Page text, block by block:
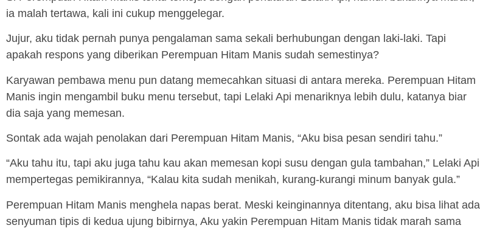
ia malah tertawa, kali ini cukup menggelegar.
Jujur, aku tidak pernah punya pengalaman sama sekali berhubungan dengan laki-laki. Tapi
apakah respons yang diberikan Perempuan Hitam Manis sudah semestinya?
Karyawan pembawa menu pun datang memecahkan situasi di antara mereka. Perempuan Hitam
Manis ingin mengambil buku menu tersebut, tapi Lelaki Api menariknya lebih dulu, katanya biar
dia saja yang memesan.
Sontak ada wajah penolakan dari Perempuan Hitam Manis, “Aku bisa pesan sendiri tahu.”
“Aku tahu itu, tapi aku juga tahu kau akan memesan kopi susu dengan gula tambahan,” Lelaki Api
mempertegas pemikirannya, “Kalau kita sudah menikah, kurang-kurangi minum banyak gula.”
Perempuan Hitam Manis menghela napas berat. Meski keinginannya ditentang, aku bisa lihat ada
senyuman tipis di kedua ujung bibirnya, Aku yakin Perempuan Hitam Manis tidak marah sama